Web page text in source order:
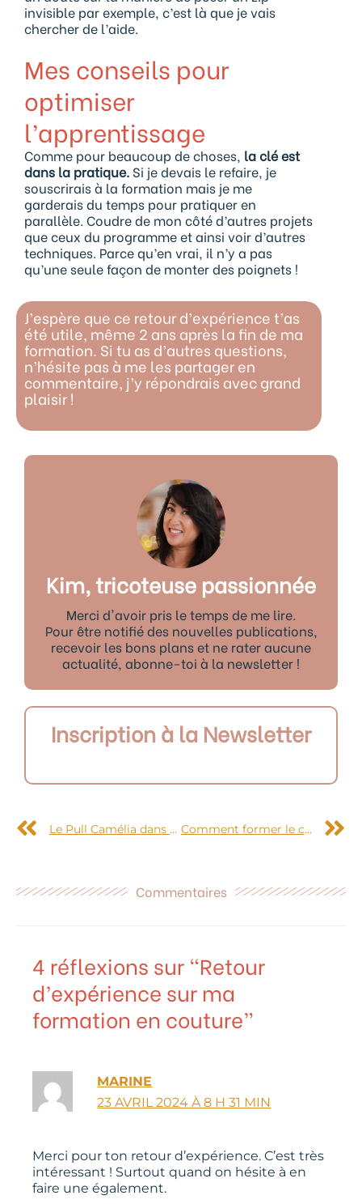
invisible par exemple, c’est là que je vais
chercher de l’aide.
Mes conseils pour
optimiser
l’apprentissage
Comme pour beaucoup de choses, la clé est
dans la pratique. Si je devais le refaire, je
souscrirais à la formation mais je me
garderais du temps pour pratiquer en
parallèle. Coudre de mon côté d’autres projets
que ceux du programme et ainsi voir d’autres
techniques. Parce qu’en vrai, il n’y a pas
qu’une seule façon de monter des poignets !
J’espère que ce retour d’expérience t’as
été utile, même 2 ans après la fin de ma
formation. Si tu as d’autres questions,
n’hésite pas à me les partager en
commentaire, j’y répondrais avec grand
plaisir !
Kim, tricoteuse passionnée
Merci d'avoir pris le temps de me lire.
Pour être notifié des nouvelles publications,
recevoir les bons plans et ne rater aucune
actualité, abonne-toi à la newsletter !
Inscription à la Newsletter
Le Pull Camélia dans une version Lise Tailor Comment former le cercle en tricot circulaire ?
Commentaires
4 réflexions sur “Retour
d’expérience sur ma
formation en couture”
MARINE
23 AVRIL 2024 À 8 H 31 MIN
Merci pour ton retour d’expérience. C’est très
intéressant ! Surtout quand on hésite à en
faire une également.